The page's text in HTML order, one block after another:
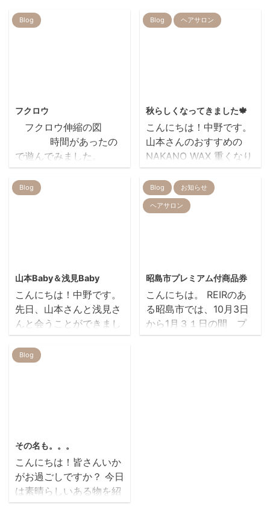
Blog
フクロウ
フクロウ伸縮の図
時間があったの
で遊んでみました。
Blog ヘアサロン
秋らしくなってきました🍁
こんにちは！中野です。
山本さんのおすすめの
NAKANO WAX 重くなり
すぎず 一日キープして
くれるので 使いやすい
です(^^♪ 中野もおすす
めです（笑） 先日来店
て ありがとう♫ 前髪
ぱっつん♡ Kちゃんのお
母さんが 髪を伸ばして
髪の毛を寄付したいと
お話ししてくれました
Blog
山本Baby＆浅見Baby
こんにちは！中野です。
先日、山本さんと浅見さ
んと会うことができまし
た(ノД`)・゜・。 最近ご
来店されたばかりのお客
も、元気そうでしたぁ！
(*´▽｀*) 二人の可愛い
赤ちゃん（女の子）も👶
👶 とてもおとなしくて
手がかからなくて おり
Blog お知らせ
ヘアサロン
昭島市プレミアム付商品券
こんにちは。 REIRのあ
る昭島市では、10月3日
から1月３１日の間 プ
レミアム商品券が利用で
Blog
その名も。。。
こんにちは！皆さんいか
がお過ごしですか？ 今日
は素晴らしいある物を紹
介します！（早く紹介し